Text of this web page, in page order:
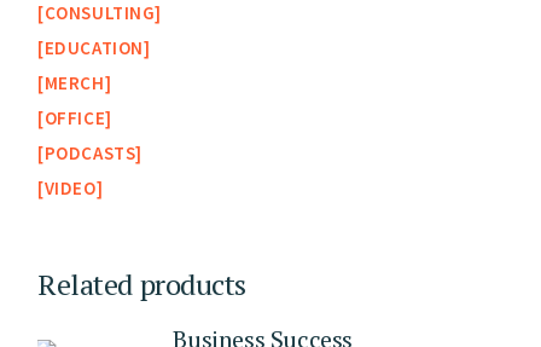
CONSULTING
EDUCATION
MERCH
OFFICE
PODCASTS
VIDEO
Related products
Business Success